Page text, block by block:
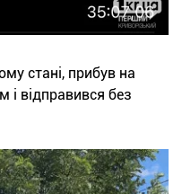
стані, прибув на
і відправився без